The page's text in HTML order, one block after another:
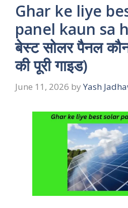
Ghar ke liye
panel kaun sa
बेस्ट सोलर पैनल
की पूरी गाइड)
June 11, 2026 by Yash